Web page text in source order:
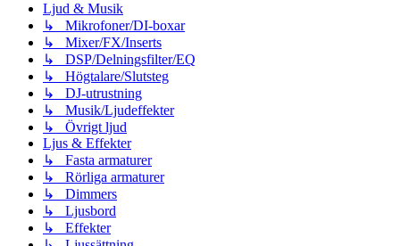
Ljud & Musik
↳ Mikrofoner/DI-boxar
↳ Mixer/FX/Inserts
↳ DSP/Delningsfilter/EQ
↳ Högtalare/Slutsteg
↳ DJ-utrustning
↳ Musik/Ljudeffekter
↳ Övrigt ljud
Ljus & Effekter
↳ Fasta armaturer
↳ Rörliga armaturer
↳ Dimmers
↳ Ljusbord
↳ Effekter